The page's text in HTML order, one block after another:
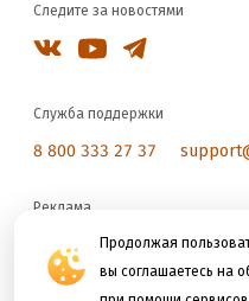
Продолжая
вы соглашаетесь на
Следите за новостями
Служба поддержки
8 800 333 27 37
Реклама
reklama@litres.ru